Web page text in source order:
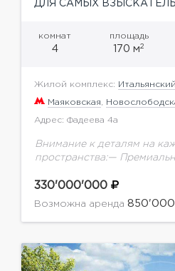
ДЛЯ САМЫХ
комнат
4
площадь
170 м2
Жилой комплекс:
Маяковская
Адрес: Фадеева 4а
Внимание к деталям на
пространства:—
ореха, настоящего мха,
древнего аммонита.—
330'000'000
Возможна аренда 850'000